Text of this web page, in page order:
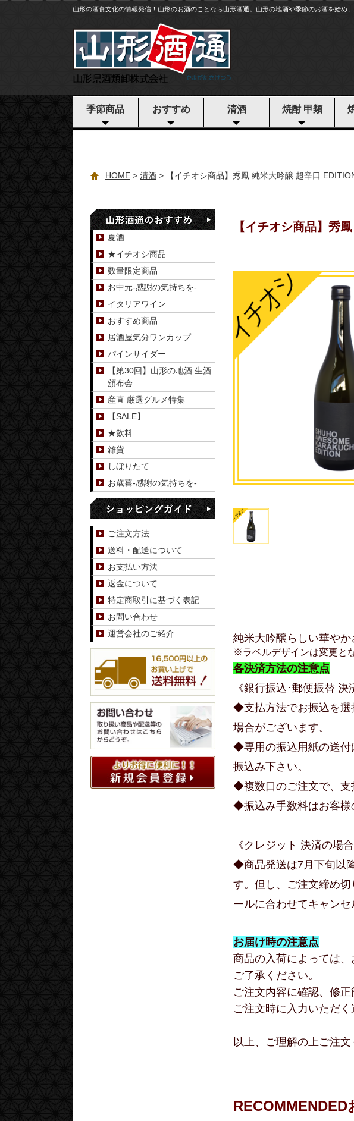
山形の酒食文化の情報発信！山形のお酒のことなら山形酒通。山形の地酒や季節のお酒を始め
季節商品 おすすめ 清酒 焼酎 甲類
HOME 清酒 【イチオシ商品】秀鳳 純米大吟醸 超辛口
【イチオシ商品】秀
純米大吟醸らしい華や
※ラベルデザインは変更と
各決済方法の注意点
《銀行振込･郵便振替 決
◆支払方法でお振込を選
場合がございます。
◆専用の振込用紙の送付
振込み下さい。
◆複数口のご注文で、支
◆振込み手数料はお客様
《クレジット 決済の場合
◆商品発送は7月下旬以
す。但し、ご注文締め
ールに合わせてキャンセ
お届け時の注意点
商品の入荷によっては、
ご了承ください。
ご注文内容に確認、修
ご注文時に入力いただ
以上、ご理解の上ご注文
RECOMMENDED
夏酒
★イチオシ商品
数量限定商品
お中元-感謝の気持ちを-
イタリアワイン
おすすめ商品
居酒屋気分ワンカップ
パインサイダー
【第30回】山形の地酒 生酒
頒布会
産直 厳選グルメ特集
【SALE】
★飲料
雑貨
しぼりたて
お歳暮-感謝の気持ちを-
ご注文方法
送料・配送について
お支払い方法
返金について
特定商取引に基づく表記
お問い合わせ
運営会社のご紹介